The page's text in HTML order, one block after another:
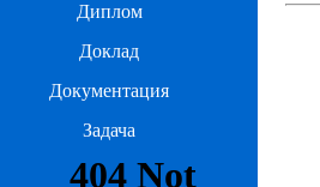
Диплом
Доклад
Документация
Задача